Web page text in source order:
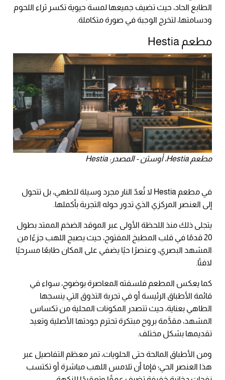
الطابع الحاد، حيث تضيف جميعها لمسة حيوية تكسر ثراء اللحوم
ودسامتها، لتخرج الوجبة في صورة متكاملة.
مطعم Hestia
مطعم Hestia، أوستن - المصدر: Hestia
في مطعم Hestia لا تُعدّ النار مجرد وسيلة للطهي، بل تتحول
إلى العنصر المركزي الذي تدور حوله التجربة بأكملها.
يتجلى ذلك منذ اللحظة الأولى عبر الموقد الضخم الممتد بطول
20 قدمًا في قلب المطبخ المفتوح، حيث يصبح اللهب جزءًا من
المشهد البصري، وعنصرًا حيًا يضفي على المكان طابعًا مسرحيًا
لافتًا.
كما يعكس المطعم فلسفته المعاصرة بوضوح، سواء في
قائمة الأطباق الرئيسة أو في تجربة التذوق التي ينسجها
الطاهي بعناية، حيث تتصدر المكونات المحلية من تكساس
المشهد، مقدَّمة بروح مبتكرة تحترم جودتها الأصلية وتعيد
تقديمها بشكل مختلف.
ومن الأطباق المالحة حتى الحلويات، تمر معظم التفاصيل عبر
هذا العنصر الحي؛ فإما أن تلامس اللهب مباشرة أو تكتسب